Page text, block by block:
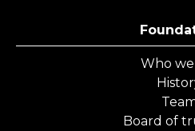
Who
Board of